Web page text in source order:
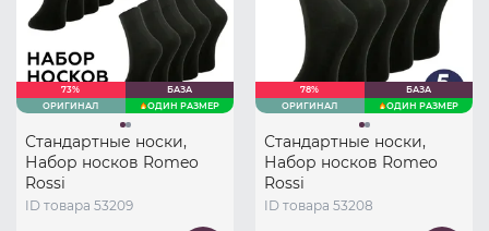
73%
БАЗА
ОРИГИНАЛ
ОДИН РАЗМЕР
Стандартные носки,
Набор носков Romeo
Rossi
ID товара 53209
78%
БАЗА
ОРИГИНАЛ
ОДИН РАЗМЕР
Стандартные носки,
Набор носков Romeo
Rossi
ID товара 53208